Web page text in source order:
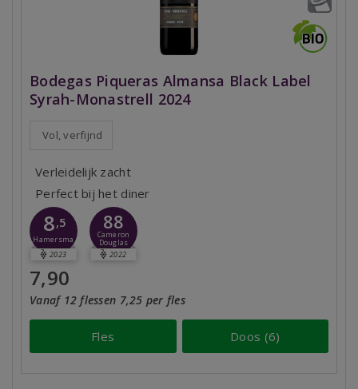
Bodegas Piqueras Almansa Black Label
Syrah-Monastrell 2024
Vol, verfijnd
Verleidelijk zacht
Perfect bij het diner
8,5
Hamersma
2023
88
Cameron
Douglas
2022
7,90
Vanaf 12 flessen 7,25 per fles
Fles Doos (6)